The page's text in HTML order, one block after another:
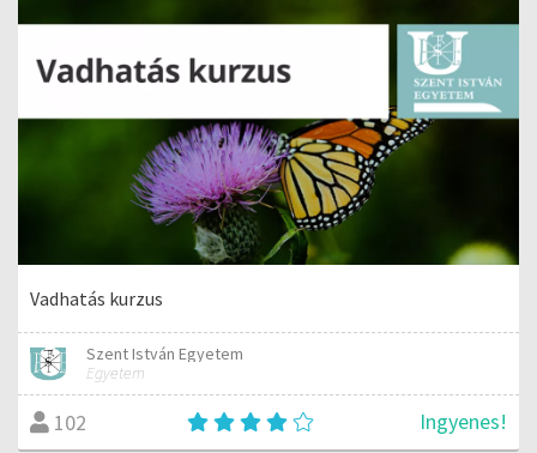
Vadhatás kurzus
Szent István Egyetem
Egyetem
102 Ingyenes!